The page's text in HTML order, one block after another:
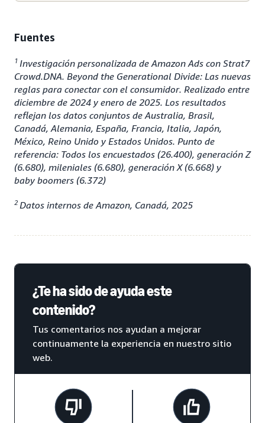
Fuentes
1 Investigación personalizada de Amazon Ads con Strat7
Crowd.DNA. Beyond the Generational Divide: Las nuevas
reglas para conectar con el consumidor. Realizado entre
diciembre de 2024 y enero de 2025. Los resultados
reflejan los datos conjuntos de Australia, Brasil,
Canadá, Alemania, España, Francia, Italia, Japón,
México, Reino Unido y Estados Unidos. Punto de
referencia: Todos los encuestados (26.400), generación Z
(6.680), mileniales (6.680), generación X (6.668) y
baby boomers (6.372)
2 Datos internos de Amazon, Canadá, 2025
¿Te ha sido de ayuda este
contenido?
Tus comentarios nos ayudan a mejorar
continuamente la experiencia en nuestro sitio
web.